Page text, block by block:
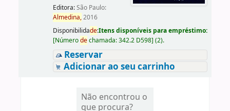
Editora:São Paulo:
Almedina,2016
Disponibilidade:Itens disponíveis para empréstimo:
[Númerodechamada:342.2 D598] (2).
Reservar
Adicionar ao seu carrinho
Não encontrou o
que procura?